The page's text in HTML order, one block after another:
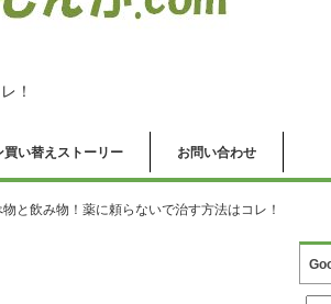
！
買い替えストーリー お問い合わせ
と飲み物！薬に頼らないで治す方法はコレ！